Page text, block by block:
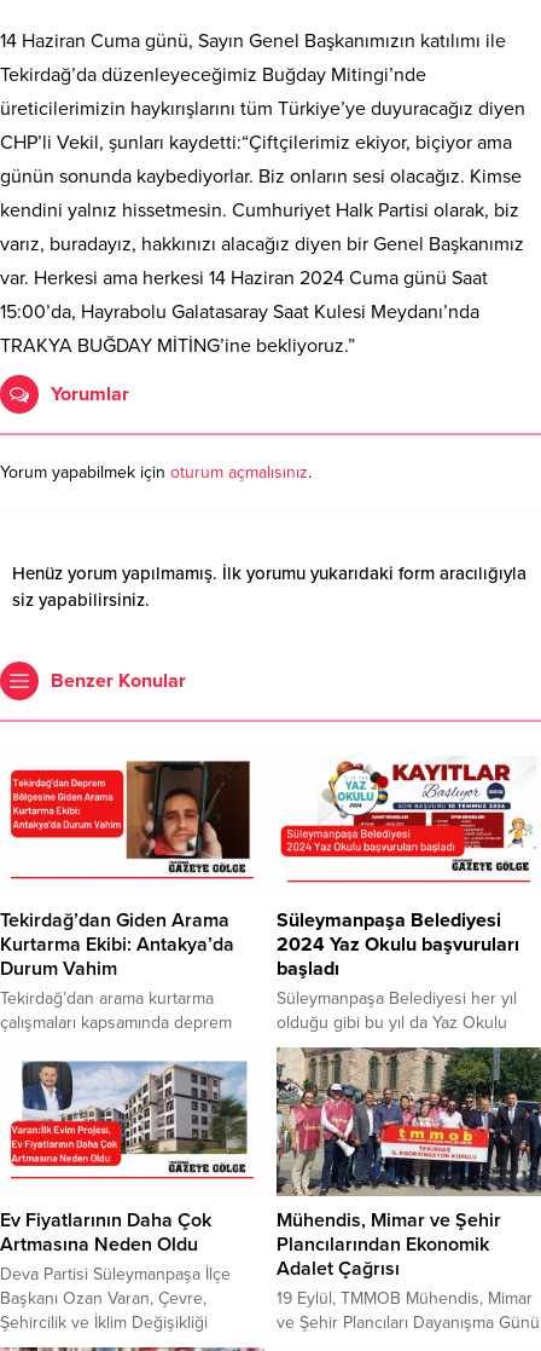
14 Haziran Cuma günü, Sayın Genel Başkanımızın katılımı ile
Tekirdağ’da düzenleyeceğimiz Buğday Mitingi’nde
üreticilerimizin haykırışlarını tüm Türkiye’ye duyuracağız diyen
CHP’li Vekil, şunları kaydetti:“Çiftçilerimiz ekiyor, biçiyor ama
günün sonunda kaybediyorlar. Biz onların sesi olacağız. Kimse
kendini yalnız hissetmesin. Cumhuriyet Halk Partisi olarak, biz
varız, buradayız, hakkınızı alacağız diyen bir Genel Başkanımız
var. Herkesi ama herkesi 14 Haziran 2024 Cuma günü Saat
15:00’da, Hayrabolu Galatasaray Saat Kulesi Meydanı’nda
TRAKYA BUĞDAY MİTİNG’ine bekliyoruz.”
Yorumlar
Yorum yapabilmek için oturum açmalısınız.
Henüz yorum yapılmamış. İlk yorumu yukarıdaki form aracılığıyla
siz yapabilirsiniz.
Benzer Konular
Tekirdağ’dan Giden Arama
Kurtarma Ekibi: Antakya’da
Durum Vahim
Tekirdağ’dan arama kurtarma
çalışmaları kapsamında deprem
canlı bağlantı gerçekleştiren
Tekirdağ Büyükşehir Belediye
Başkanı Kadir Albayrak, bölge ve
çalışmalar hakkında bilgi aldı. Hatay
İskenderun’da limana yakın bir
arasında yer alan Bayram,
bölgeden şu detayları aktardı: 20
VATANDAŞIN OLDUĞU BİNADA
CANLI YOK Tekirdağ...
Süleymanpaşa Belediyesi
2024 Yaz Okulu başvuruları
başladı
Süleymanpaşa Belediyesi her yıl
olduğu gibi bu yıl da Yaz Okulu
kursları organize ediyor. 2024 Yaz
Okulu başvuruları başladı. Yaz
Okulu kapsamında; 4-14 yaş arası
çocukların yanı sıra yetişkinlere
yönelik 20 farklı branşta kurs açıldı,
başvurular resmi internet sitesi
üzerinden alınmaya başlandı. 16
Temmuz – 23 Ağustos tarihleri
arasında gerçekleştirilecek...
Ev Fiyatlarının Daha Çok
Artmasına Neden Oldu
Deva Partisi Süleymanpaşa İlçe
Başkanı Ozan Varan, Çevre,
Şehircilik ve İklim Değişikliği
Bakanlığı Toplu Konut İdaresi
Mühendis, Mimar ve Şehir
Plancılarından Ekonomik
Adalet Çağrısı
19 Eylül, TMMOB Mühendis, Mimar
ve Şehir Plancıları Dayanışma Günü